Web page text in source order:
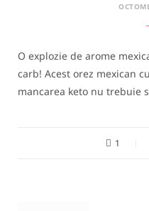
O explozie de arome
carb! Acest orez mexican
mancarea keto nu trebuie
1